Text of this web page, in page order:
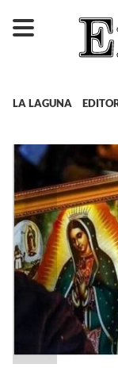
LA LAGUNA